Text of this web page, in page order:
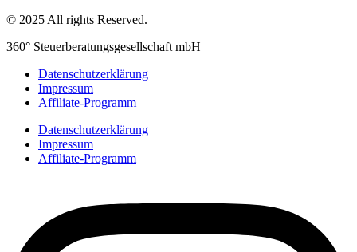
© 2025 All rights Reserved.
360° Steuerberatungsgesellschaft mbH
Datenschutzerklärung
Impressum
Affiliate-Programm
Datenschutzerklärung
Impressum
Affiliate-Programm